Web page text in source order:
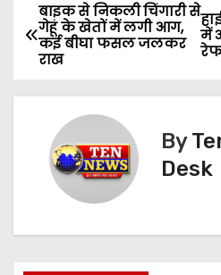
P
o
s
v
में
बाइक से निकली चिंगारी से
गेहूं के खेतों में लगी आग,
कई बीघा फसल जलकर
राख
By
Desk